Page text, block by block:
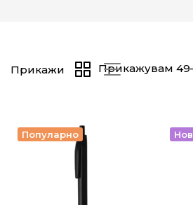
Прикажувам
Прикажи
Популарно